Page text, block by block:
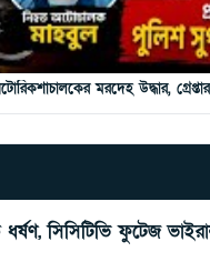
মরদেহ উদ্ধার,
সিসিটিভি ফুটেজ